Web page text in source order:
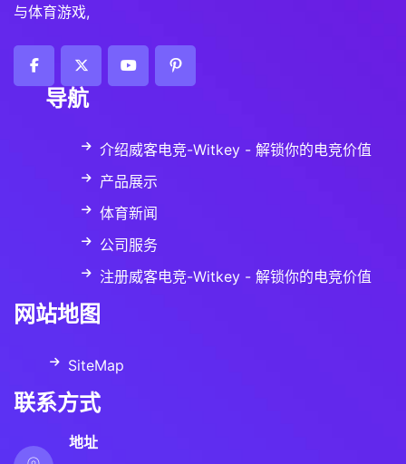
与体育游戏,
导航
介绍威客电竞-Witkey - 解锁你的电竞价值
产品展示
体育新闻
公司服务
注册威客电竞-Witkey - 解锁你的电竞价值
网站地图
SiteMap
联系方式
地址